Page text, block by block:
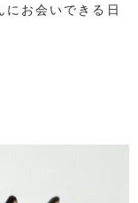
にお会いできる日